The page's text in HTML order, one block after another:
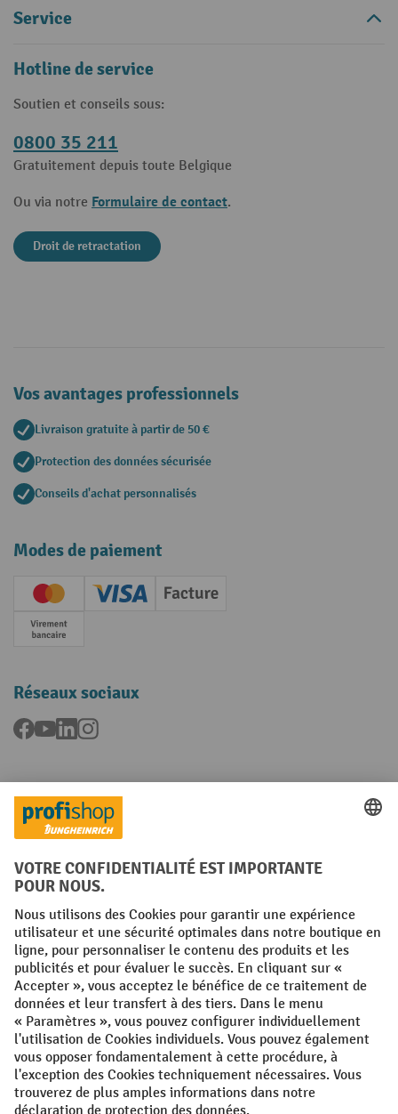
Service
Hotline de service
Soutien et conseils sous:
0800 35 211
Gratuitement depuis toute Belgique
Ou via notre Formulaire de contact.
Droit de retractation
Vos avantages professionnels
Livraison gratuite à partir de 50 €
Protection des données sécurisée
Conseils d'achat personnalisés
Modes de paiement
Creditcard (Master)Creditcard (Visa)
Facture
Paiement anticipé
Réseaux sociaux
Facebook
YouTubeLinkedInInstagram
Langues
FR NL
Conditions générales Mentions légales
Protection des Données Politique de cookies
All prices excl. VAT plusshipping costsand possible delivery charges,
if not stated otherwise.
¹ La remise est valable jusqu'à épuisement des stocks. La remise ne
s'applique pas aux prix spéciaux. Il n'est pas possible de le combiner
avec d'autres réductions en pourcentage ou bons de réduction. | ² La
réduction sera accordée une seule fois lors de la première inscription
à la newsletter. Le code de réduction est valable pendant 10 jours et